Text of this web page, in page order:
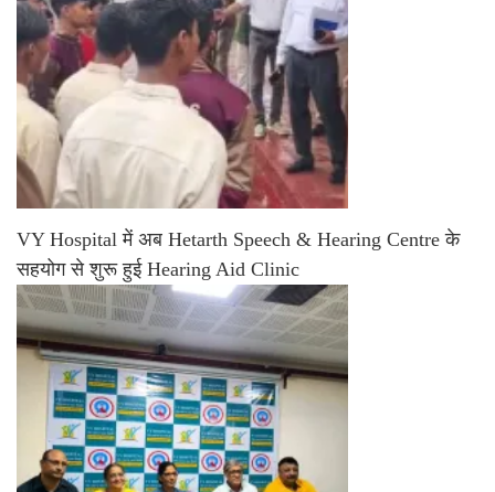
VY Hospital में अब Hetarth Speech & Hearing Centre के
सहयोग से शुरू हुई Hearing Aid Clinic